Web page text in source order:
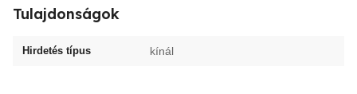
Tulajdonságok
Hirdetés típus kínál